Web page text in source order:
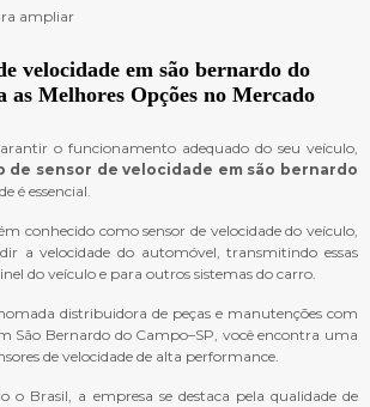
ampliar
velocidade em são bernardo do
as Melhores Opções no Mercado
o funcionamento adequado do seu veículo,
de sensor de velocidade em são bernardo
é essencial.
conhecido como sensor de velocidade do veículo,
a velocidade do automóvel, transmitindo essas
do veículo e para outros sistemas do carro.
distribuidora de peças e manutenções com
São Bernardo do Campo–SP, você encontra uma
de velocidade de alta performance.
o Brasil, a empresa se destaca pela qualidade de